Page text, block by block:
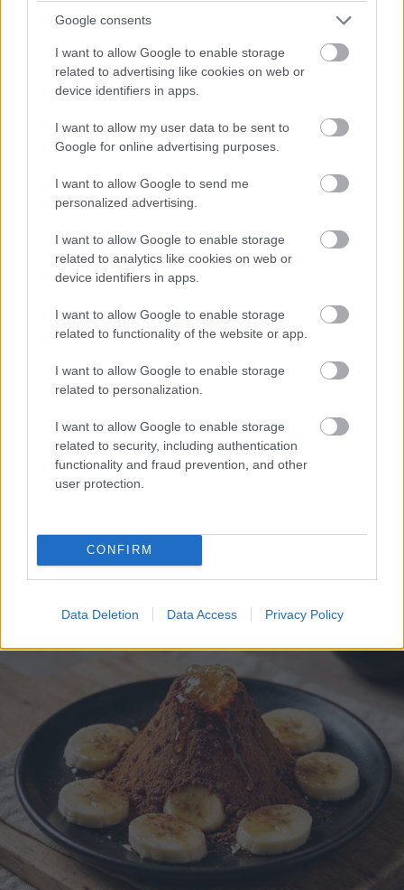
Google consents
I want to allow Google to enable storage
related to advertising like cookies on web or
device identifiers in apps.
I want to allow my user data to be sent to
Google for online advertising purposes.
I want to allow Google to send me
personalized advertising.
I want to allow Google to enable storage
related to analytics like cookies on web or
device identifiers in apps.
I want to allow Google to enable storage
related to functionality of the website or app.
I want to allow Google to enable storage
related to personalization.
I want to allow Google to enable storage
related to security, including authentication
functionality and fraud prevention, and other
user protection.
CONFIRM
Data Deletion Data Access Privacy Policy